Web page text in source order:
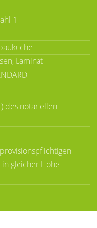
1
Laminat
des notariellen
gleicher Höhe